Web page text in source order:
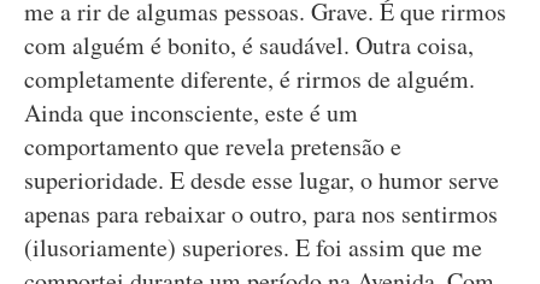
me a rir de algumas pessoas. Grave. É que rirmos
com alguém é bonito, é saudável. Outra coisa,
completamente diferente, é rirmos de alguém.
Ainda que inconsciente, este é um
comportamento que revela pretensão e
superioridade. E desde esse lugar, o humor serve
apenas para rebaixar o outro, para nos sentirmos
(ilusoriamente) superiores. E foi assim que me